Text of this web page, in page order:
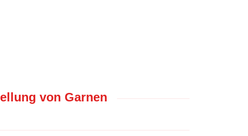
von Garnen